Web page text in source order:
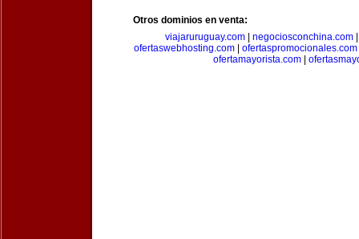
Otros dominios en venta:
viajaruruguay.com| negociosconchina.com
ofertaswebhosting.com
ofertaspromocionales.com
ofertamayorista.com|